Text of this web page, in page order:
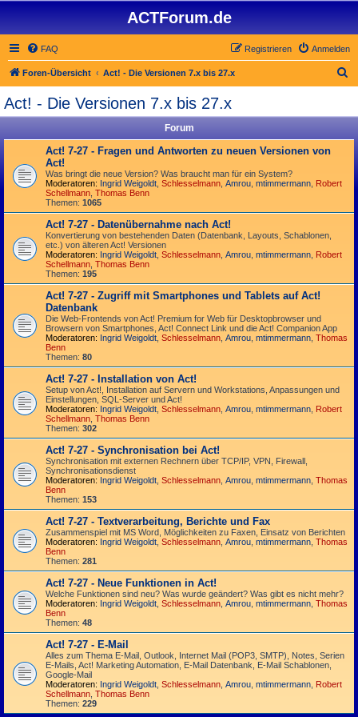
ACTForum.de
FAQ Anmelden
Registrieren
Foren-Übersicht Act! - Die Versionen 7.x bis 27.x
Act! - Die Versionen 7.x bis 27.x
Forum
Act! 7-27 - Fragen und Antworten zu neuen Versionen von
Act!
Was bringt die neue Version? Was braucht man für ein System?
Moderatoren: Ingrid Weigoldt Schlesselmann Amrou mtimmermann Robert
Schellmann Thomas Benn
Themen: 1065
Act! 7-27 - Datenübernahme nach Act!
Konvertierung von bestehenden Daten (Datenbank, Layouts, Schablonen,
etc.) von älteren Act! Versionen
Moderatoren: Ingrid Weigoldt Schlesselmann Amrou mtimmermann Robert
Schellmann Thomas Benn
Themen: 195
Act! 7-27 - Zugriff mit Smart­phones und Tablets auf Act!
Datenbank
Die Web-Frontends von Act! Premium for Web für Desktop­browser und
Browsern von Smart­phones, Act! Connect Link und die Act! Companion App
Moderatoren: Ingrid Weigoldt Schlesselmann Amrou mtimmermann Thomas
Benn
Themen: 80
Act! 7-27 - Installation von Act!
Setup von Act!, Installation auf Servern und Workstations, Anpassungen und
Einstellungen, SQL-Server und Act!
Moderatoren: Ingrid Weigoldt Schlesselmann Amrou mtimmermann Robert
Schellmann Thomas Benn
Themen: 302
Act! 7-27 - Synchronisation bei Act!
Synchro­nisation mit externen Rechnern über TCP/IP, VPN, Firewall,
Synchroni­sations­dienst
Moderatoren: Ingrid Weigoldt Schlesselmann Amrou mtimmermann Thomas
Benn
Themen: 153
Act! 7-27 - Text­­ver­arbei­tung, Berichte und Fax
Zusammenspiel mit MS Word, Möglichkeiten zu Faxen, Einsatz von Berichten
Moderatoren: Ingrid Weigoldt Schlesselmann Amrou mtimmermann Thomas
Benn
Themen: 281
Act! 7-27 - Neue Funktionen in Act!
Welche Funktionen sind neu? Was wurde geändert? Was gibt es nicht mehr?
Moderatoren: Ingrid Weigoldt Schlesselmann Amrou mtimmermann Thomas
Benn
Themen: 48
Act! 7-27 - E-Mail
Alles zum Thema E-Mail, Outlook, Internet Mail (POP3, SMTP), Notes, Serien
E-Mails, Act! Marketing Automation, E-Mail Datenbank, E-Mail Schablonen,
Google-Mail
Moderatoren: Ingrid Weigoldt Schlesselmann Amrou mtimmermann Robert
Schellmann Thomas Benn
Themen: 229